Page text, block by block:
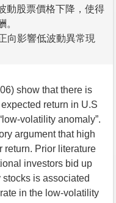
動股票價格下降，使得
。
向影響低波動異常現
show that there is
return in U.S
volatility anomaly”.
argument that high
return. Prior literature
investors bid up
is associated
in the low-volatility